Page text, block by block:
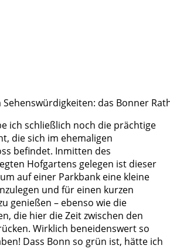
das Bonner
ich schließlich noch die prächtige
die sich im ehemaligen
befindet. Inmitten des
Hofgartens gelegen ist dieser
auf einer Parkbank eine kleine
und für einen kurzen
genießen – ebenso wie die
die hier die Zeit zwischen den
Wirklich beneidenswert so
Dass Bonn so grün ist, hätte ich